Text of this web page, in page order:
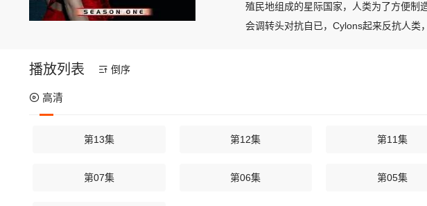
殖民地组成的星际国家，人类为了方便制
会调转头对抗自已，Cylons起来反抗人类
播放列表 倒序
高清
第13集 第12集 第11集
第07集 第06集 第05集